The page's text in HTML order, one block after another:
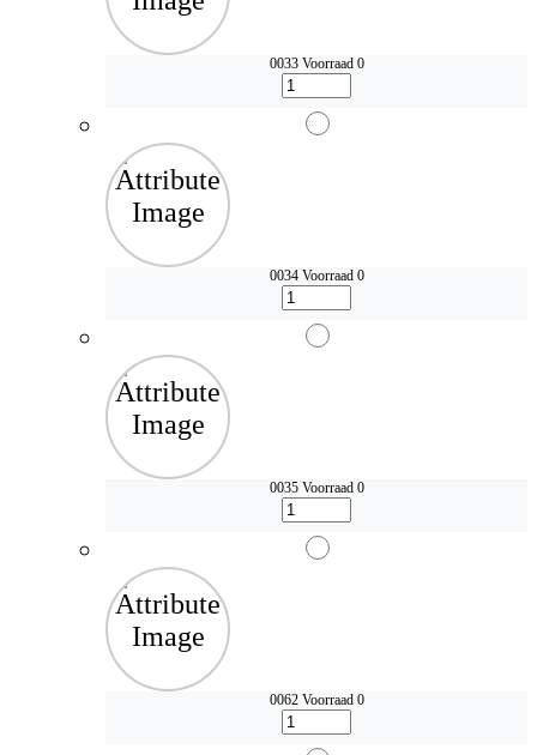
0033 Voorraad 0
0034 Voorraad 0
0035 Voorraad 0
0062 Voorraad 0